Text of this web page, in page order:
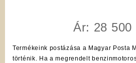
Ár: 28 500
Termékeink postázása a Magyar Posta
történik. Ha a megrendelt